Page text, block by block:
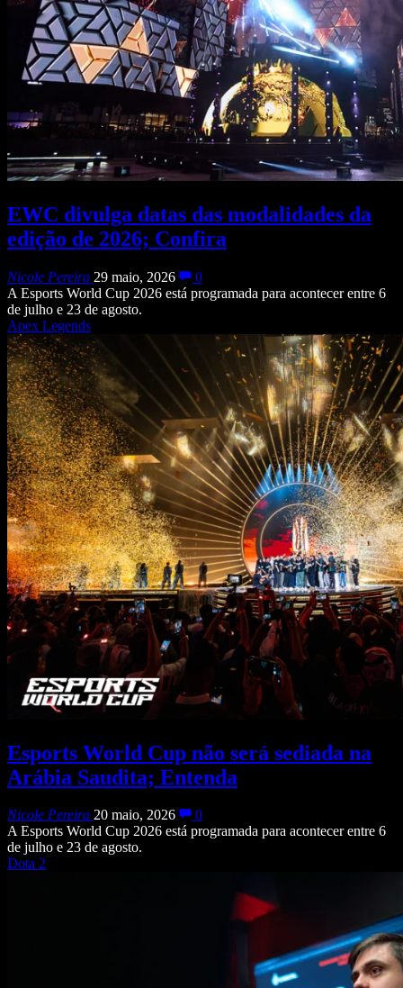
EWC divulga datas das modalidades da
edição de 2026; Confira
Nicole Pereira 29 maio, 2026
0
A Esports World Cup 2026 está programada para acontecer entre 6
de julho e 23 de agosto.
Apex Legends
Esports World Cup não será sediada na
Arábia Saudita; Entenda
Nicole Pereira 20 maio, 2026
0
A Esports World Cup 2026 está programada para acontecer entre 6
de julho e 23 de agosto.
Dota 2